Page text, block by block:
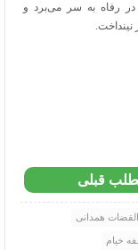
در رفاه به سر می‌برد و
قبلی
همدانی
خیام